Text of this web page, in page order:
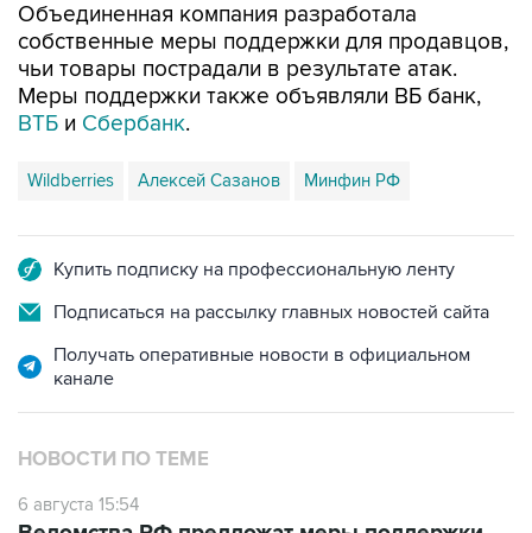
Объединенная компания разработала
собственные меры поддержки для продавцов,
чьи товары пострадали в результате атак.
Меры поддержки также объявляли ВБ банк,
ВТБ и Сбербанк.
Wildberries Алексей Сазанов Минфин РФ
Купить подписку на профессиональную ленту
Подписаться на рассылку главных новостей сайта
Получать оперативные новости в официальном
канале
НОВОСТИ ПО ТЕМЕ
6 августа 15:54